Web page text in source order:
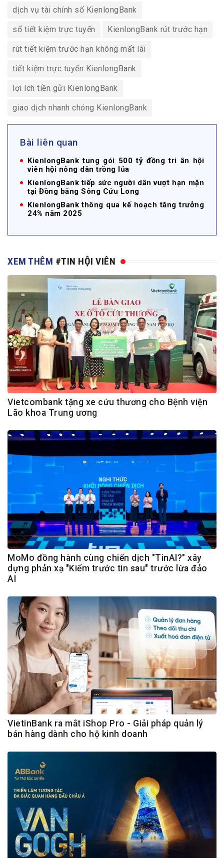
dịch vụ tài chính số KienlongBank
sổ tiết kiệm trực tuyến KienlongBank rút trước hạn
rút tiết kiệm trước hạn không mất lãi
tiết kiệm trực tuyến KienlongBank
lợi ích tiền gửi KienlongBank
giao dịch nhanh chóng KienlongBank
Bài liên quan
KienlongBank tung gói 500 tỷ đồng tri ân hội
viên hội nông dân trồng lúa
KienlongBank tiếp sức người dân vượt hạn mặn
tại Đồng bằng Sông Cửu Long
KienlongBank thông qua kế hoạch tăng trưởng
24% năm 2025
XEM THÊM #TIN HỘI VIÊN
Vietcombank tặng xe cứu thương cho Bệnh viện
Lão khoa Trung ương
MoMo đồng hành cùng chiến dịch "TinAI?" xây
dựng phản xạ "Kiểm trước tin sau" trước lừa đảo
AI
VietinBank ra mắt iShop Pro - Giải pháp quản lý
bán hàng dành cho hộ kinh doanh